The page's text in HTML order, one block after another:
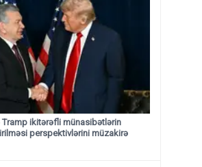
Tramp ikitərəfli münasibətlərin
perspektivlərini müzakirə